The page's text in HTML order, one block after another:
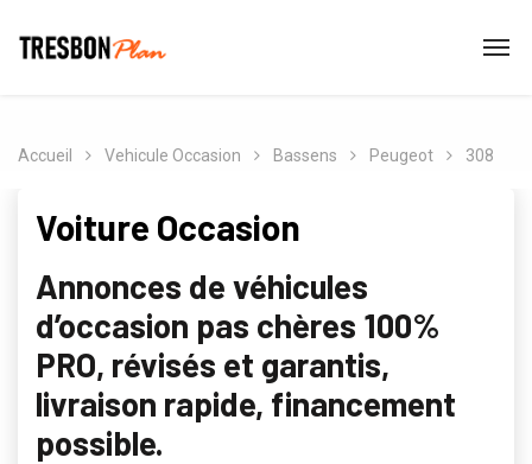
Accueil Vehicule Occasion Bassens Peugeot 308
Voiture Occasion
Annonces de véhicules
d’occasion pas chères 100%
PRO, révisés et garantis,
livraison rapide, financement
possible.